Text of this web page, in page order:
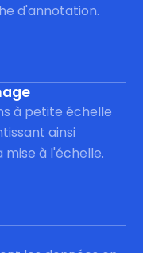
d'annotation.
à petite échelle
ainsi
à l'échelle.